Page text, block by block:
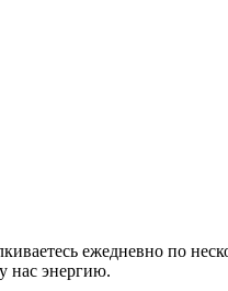
ежедневно по
нас энергию.